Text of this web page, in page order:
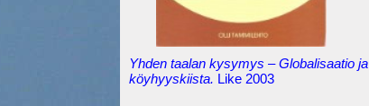
Yhden taalan kysymys – Globalisaatio ja
köyhyyskiista. Like 2003